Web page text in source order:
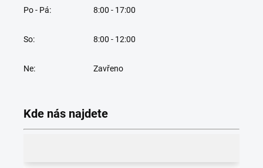
Po - Pá: 8:00 - 17:00
So: 8:00 - 12:00
Ne: Zavřeno
Kde nás najdete